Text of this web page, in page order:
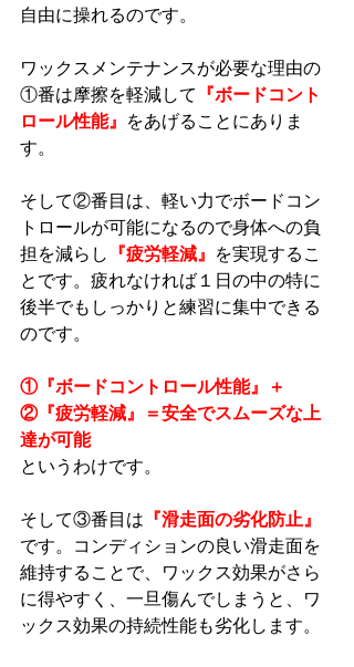
自由に操れるのです。
ワックスメンテナンスが必要な理由の
①番は摩擦を軽減して 『ボードコント
ロール性能』 をあげることにありま
す。
そして②番目は、軽い力でボードコン
トロールが可能になるので身体への負
担を減らし 『疲労軽減』 を実現するこ
とです。疲れなければ１日の中の特に
後半でもしっかりと練習に集中できる
のです。
①『ボードコントロール性能』＋
②『疲労軽減』＝安全でスムーズな上
達が可能
というわけです。
そして③番目は 『滑走面の劣化防止』
です。コンディションの良い滑走面を
維持することで、ワックス効果がさら
に得やすく、一旦傷んでしまうと、ワ
ックス効果の持続性能も劣化します。